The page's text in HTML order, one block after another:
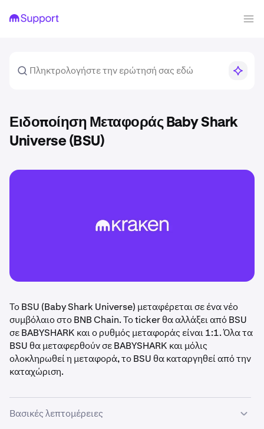
Ειδοποίηση Μεταφοράς Baby Shark
Universe (BSU)
Το BSU (Baby Shark Universe) μεταφέρεται σε ένα νέο
συμβόλαιο στο BNB Chain. Το ticker θα αλλάξει από BSU
σε BABYSHARK και ο ρυθμός μεταφοράς είναι 1:1. Όλα τα
BSU θα μεταφερθούν σε BABYSHARK και μόλις
ολοκληρωθεί η μεταφορά, το BSU θα καταργηθεί από την
καταχώριση.
Βασικές λεπτομέρειες